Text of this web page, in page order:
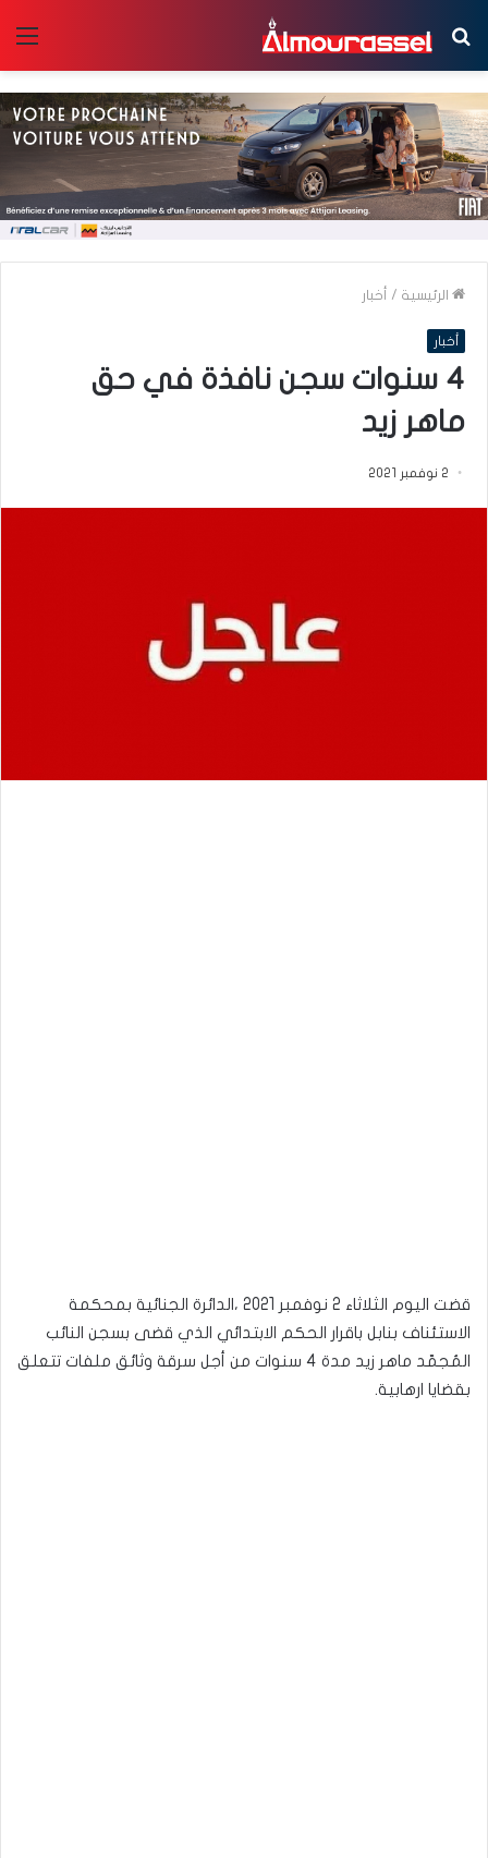
بحث
عن
الرئيسية / أخبار
أخبار
4 سنوات سجن نافذة في حق
ماهر زيد
2 نوفمبر 2021
قضت اليوم الثلاثاء 2 نوفمبر 2021 ،الدائرة الجنائية بمحكمة
الاستئناف بنابل باقرار الحكم الابتدائي الذي قضى بسجن النائب
المُجمّد ماهر زيد مدة 4 سنوات من أجل سرقة وثائق ملفات تتعلق
بقضايا ارهابية.